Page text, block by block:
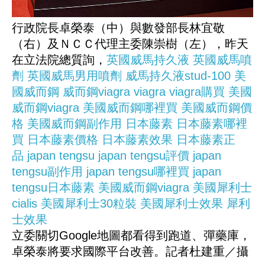
行政院長卓榮泰（中）與數發部長林宜敬
（右）及ＮＣＣ代理主委陳崇樹（左），昨天
在立法院總質詢， 英國威馬持久液 英國威馬噴
劑 英國威馬男用噴劑 威馬持久液stud-100 美
國威而鋼 威而鋼viagra viagra viagra購買 美國
威而鋼viagra 美國威而鋼哪裡買 美國威而鋼價
格 美國威而鋼副作用 日本藤素 日本藤素哪裡
買 日本藤素價格 日本藤素效果 日本藤素正
品 japan tengsu japan tengsu評價 japan
tengsu副作用 japan tengsu哪裡買 japan
tengsu日本藤素 美國威而鋼viagra 美國犀利士
cialis 美國犀利士30粒裝 美國犀利士效果 犀利
士效果
立委關切Google地圖都看得到跑道、彈藥庫，
卓榮泰將要求國際平台改善。記者杜建重／攝